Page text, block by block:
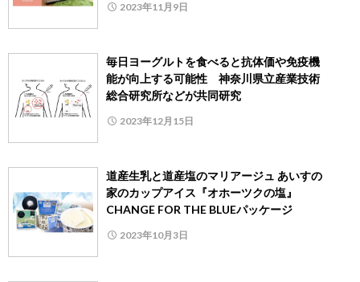
2023年11月9日
毎日ヨーグルトを食べると抗体価や免疫機
能が向上する可能性 神奈川県立産業技術
総合研究所などが共同研究
2023年12月15日
道産生乳と道産塩のマリアージュ あいすの
家のカップアイス『オホーツクの塩』
CHANGE FOR THE BLUEパッケージ
2023年10月3日